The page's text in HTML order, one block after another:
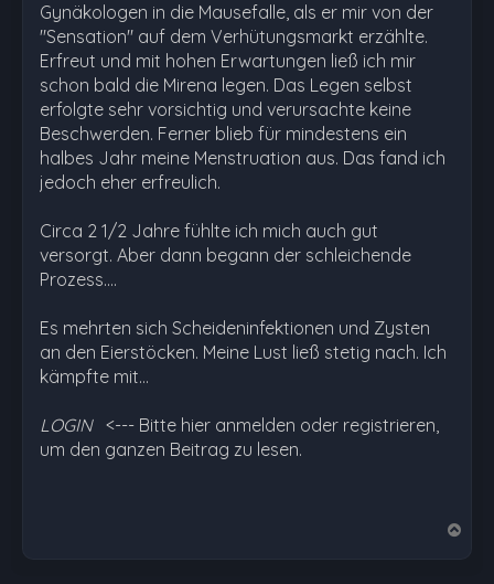
Gynäkologen in die Mausefalle, als er mir von der
"Sensation" auf dem Verhütungsmarkt erzählte.
Erfreut und mit hohen Erwartungen ließ ich mir
schon bald die Mirena legen. Das Legen selbst
erfolgte sehr vorsichtig und verursachte keine
Beschwerden. Ferner blieb für mindestens ein
halbes Jahr meine Menstruation aus. Das fand ich
jedoch eher erfreulich.
Circa 2 1/2 Jahre fühlte ich mich auch gut
versorgt. Aber dann begann der schleichende
Prozess....
Es mehrten sich Scheideninfektionen und Zysten
an den Eierstöcken. Meine Lust ließ stetig nach. Ich
kämpfte mit…
LOGIN <--- Bitte hier anmelden oder registrieren,
um den ganzen Beitrag zu lesen.